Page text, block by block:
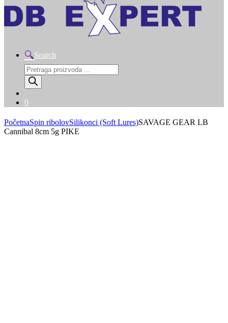
Search
Products
search
0
PočetnaSpin ribolovSilikonci (Soft Lures)SAVAGE GEAR LB
Cannibal 8cm 5g PIKE